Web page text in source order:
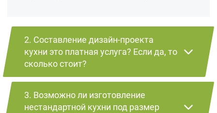
2. Составление дизайн-проекта
кухни это платная услуга? Если да, то
сколько стоит?
3. Возможно ли изготовление
нестандартной кухни под размер